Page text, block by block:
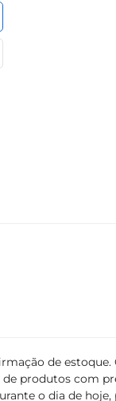
de
de produtos com
o dia de hoje,